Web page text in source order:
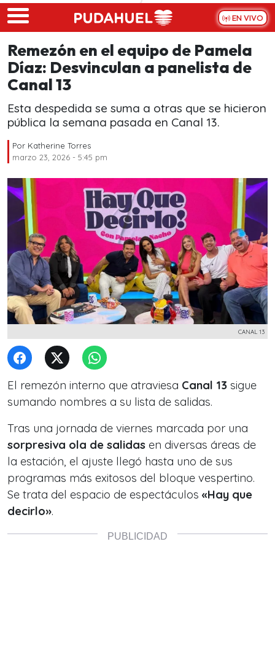
Skip to main content
EN VIVO
Remezón en el equipo de Pamela
Díaz: Desvinculan a panelista de
Canal 13
Esta despedida se suma a otras que se hicieron
pública la semana pasada en Canal 13.
Por Katherine Torres
marzo 23, 2026 - 5:45 pm
CANAL 13
El remezón interno que atraviesa Canal 13 sigue
sumando nombres a su lista de salidas.
Tras una jornada de viernes marcada por una
sorpresiva ola de salidas en diversas áreas de
la estación, el ajuste llegó hasta uno de sus
programas más exitosos del bloque vespertino.
Se trata del espacio de espectáculos «Hay que
decirlo».